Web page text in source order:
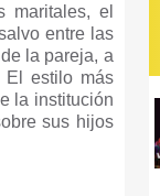
maritales, el
entre las
la pareja, a
El estilo más
la institución
sus hijos